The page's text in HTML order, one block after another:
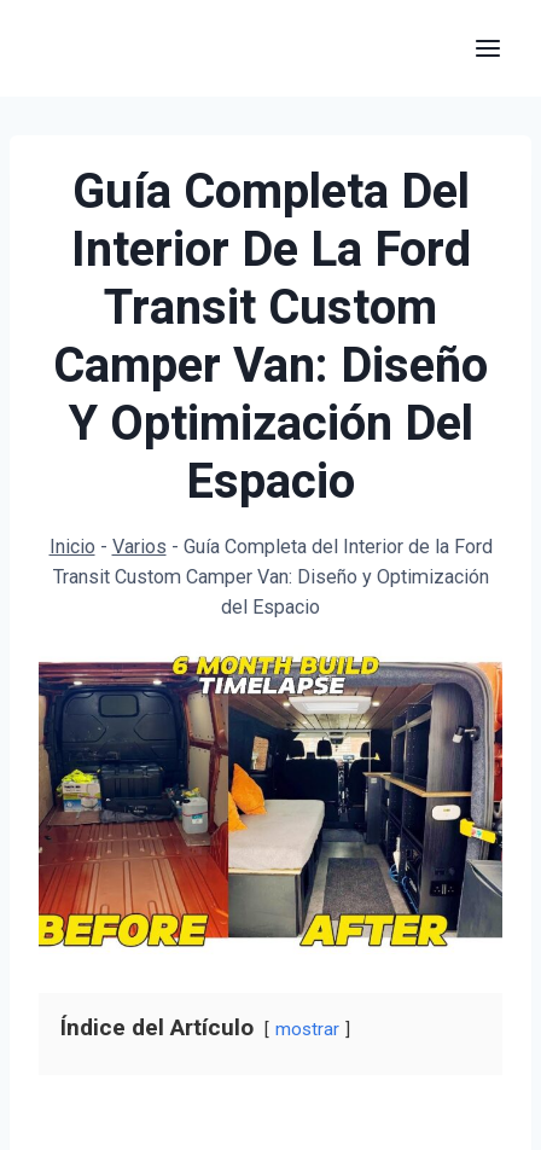
Guía Completa Del
Interior De La Ford
Transit Custom
Camper Van: Diseño
Y Optimización Del
Espacio
Inicio - Varios - Guía Completa del Interior de la Ford
Transit Custom Camper Van: Diseño y Optimización
del Espacio
Índice del Artículo mostrar